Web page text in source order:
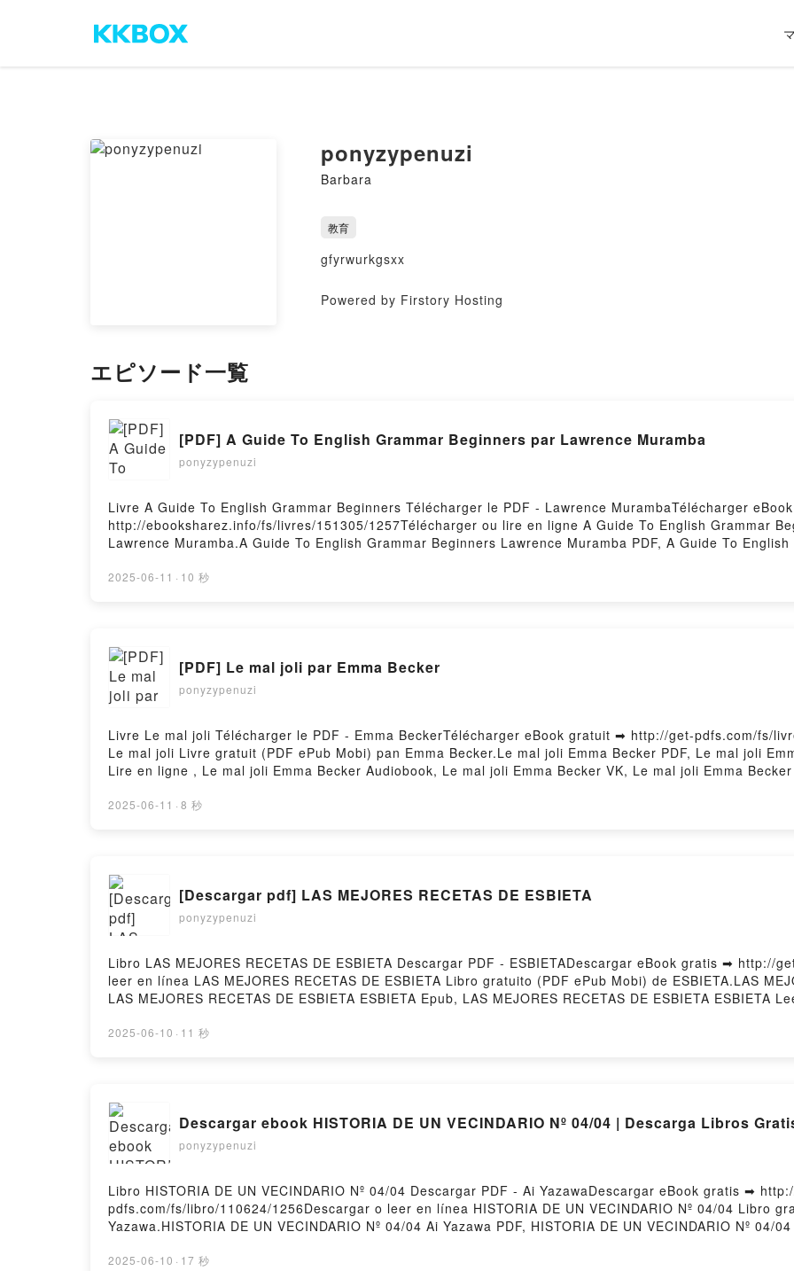
ponyzypenuzi
Barbara
教育
gfyrwurkgsxx
Powered by Firstory Hosting
エピソード一覧
[PDF] A Guide To English Grammar Beginners par Lawrence Muramba
ponyzypenuzi
Livre A Guide To English Grammar Beginners Télécharger le PDF - Lawrence MurambaTélécharger
http://ebooksharez.info/fs/livres/151305/1257Télécharger ou lire en ligne A Guide To English Grammar
Lawrence Muramba.A Guide To English Grammar Beginners Lawrence Muramba PDF, A Guide To
Audiobook, A Guide To English Grammar Beginners Lawrence Muramba VK, A Guide To English
2025-06-11 · 10 秒
[PDF] Le mal joli par Emma Becker
ponyzypenuzi
Livre Le mal joli Télécharger le PDF - Emma BeckerTélécharger eBook gratuit ➡ http://get-pdfs.com/fs/
Le mal joli Livre gratuit (PDF ePub Mobi) pan Emma Becker.Le mal joli Emma Becker PDF, Le mal joli
Lire en ligne , Le mal joli Emma Becker Audiobook, Le mal joli Emma Becker VK, Le mal joli Emma
2025-06-11 · 8 秒
[Descargar pdf] LAS MEJORES RECETAS DE ESBIETA
ponyzypenuzi
Libro LAS MEJORES RECETAS DE ESBIETA Descargar PDF - ESBIETADescargar eBook gratis ➡ http://
leer en línea LAS MEJORES RECETAS DE ESBIETA Libro gratuito (PDF ePub Mobi) de ESBIETA.LAS
LAS MEJORES RECETAS DE ESBIETA ESBIETA Epub, LAS MEJORES RECETAS DE ESBIETA ESBIETA
MEJORES RECETAS DE ESBIETA ESBIETA Epub VK, LAS MEJORES RECETAS DE ESBIETA ESBIETA
2025-06-10 · 11 秒
Descargar ebook HISTORIA DE UN VECINDARIO Nº 04/04 | Descarga Libros
ponyzypenuzi
Libro HISTORIA DE UN VECINDARIO Nº 04/04 Descargar PDF - Ai YazawaDescargar eBook gratis ➡
pdfs.com/fs/libro/110624/1256Descargar o leer en línea HISTORIA DE UN VECINDARIO Nº 04/04 Libro
Yazawa.HISTORIA DE UN VECINDARIO Nº 04/04 Ai Yazawa PDF, HISTORIA DE UN VECINDARIO Nº 04/
04/04 Ai Yazawa VK, HISTORIA DE UN VECINDARIO Nº 04/04 Ai Yazawa Kindle, HISTORIA DE UN
2025-06-10 · 17 秒